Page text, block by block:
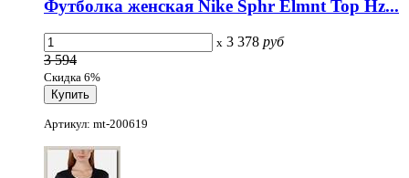
Футболка женская Nike Sphr Elmnt Top Hz...
x 3 378 руб
3 594
Скидка 6%
Артикул: mt-200619